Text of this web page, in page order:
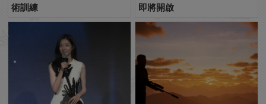
術訓練
即將開啟